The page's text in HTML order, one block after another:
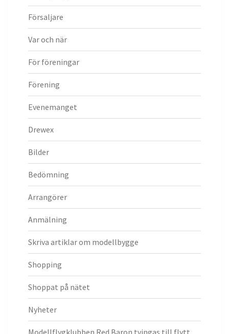
Försaljare
Var och när
För föreningar
Förening
Evenemanget
Drewex
Bilder
Bedömning
Arrangörer
Anmälning
Skriva artiklar om modellbygge
Shopping
Shoppat på nätet
Nyheter
Modellflygklubben Red Baron tvingas till flytt